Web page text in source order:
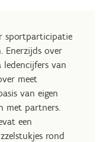
sportparticipatie
Enerzijds over
van
meet
van eigen
met partners.
een
rond